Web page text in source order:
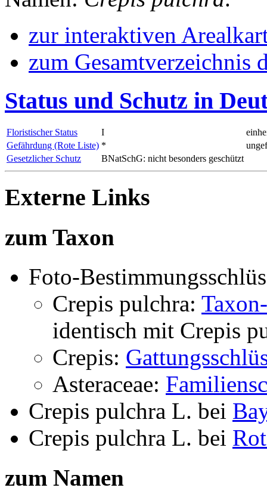
zur interaktiven
zum Gesamtverzeichnis
Status und Schutz in
Floristischer Status I
Gefährdung (Rote Liste) *
Gesetzlicher Schutz
BNatSchG: nicht besonders geschützt
Externe Links
zum Taxon
Foto-
Crepis pulchra:
identisch mit Crepis
Crepis:
Asteraceae:
Crepis pulchra L. bei
Crepis pulchra L. bei
zum Namen